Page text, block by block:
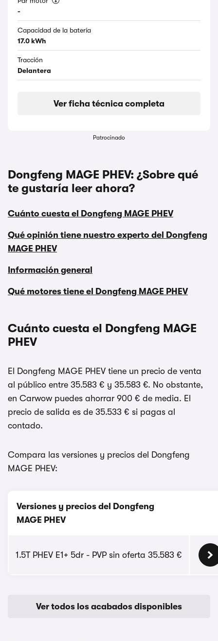
-
Capacidad de la batería
17.0 kWh
Tracción
Delantera
Ver ficha técnica completa
Patrocinado
Dongfeng MAGE PHEV: ¿Sobre qué
te gustaría leer ahora?
Cuánto cuesta el Dongfeng MAGE PHEV
Qué opinión tiene nuestro experto del Dongfeng
MAGE PHEV
Información general
Qué motores tiene el Dongfeng MAGE PHEV
Cuánto cuesta el Dongfeng MAGE
PHEV
El Dongfeng MAGE PHEV tiene un precio de venta
al público entre 35.583 € y 35.583 €. No obstante,
en Carwow puedes ahorrar 900 € de media. El
precio de salida es de 35.533 € si pagas al
contado.
Compara las versiones y precios del Dongfeng
MAGE PHEV:
Versiones y precios del Dongfeng
MAGE PHEV
1.5T PHEV E1+ 5dr - PVP sin oferta 35.583 €
Ver todos los acabados disponibles